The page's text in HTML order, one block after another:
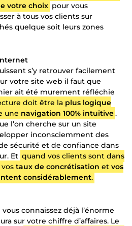
votre choix pour vous
à tous vos clients sur
quelque soit leurs zones
s’y retrouver facilement
votre site web il faut que
ait été murement réfléchie
doit être la plus logique
une navigation 100% intuitive.
l’on cherche sur un site
inconsciemment des
sécurité et de confiance dans
Et quand vos clients sont dans
vos taux de concrétisation et vos
considérablement.
connaissez déjà l’énorme
sur votre chiffre d’affaires. Le